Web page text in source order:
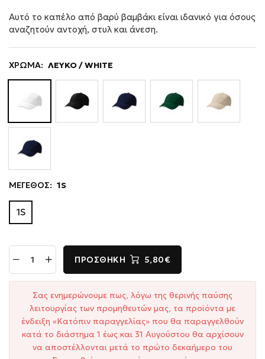
Αυτό το καπέλο από βαρύ βαμβάκι είναι ιδανικό για όσους
αναζητούν αντοχή, στυλ και άνεση.
ΧΡΩΜΑ: ΛΕΥΚΟ / WHITE
ΜΕΓΕΘΟΣ: 1S
1S
ΠΡΟΣΘΉΚΗ 5,80€
Σας ενημερώνουμε πως, λόγω της θερινής παύσης
λειτουργίας των προμηθευτών μας, τα προϊόντα με
ένδειξη «Κατόπιν παραγγελίας» που θα παραγγελθούν
κατά το διάστημα 1 έως και 31 Αυγούστου θα αρχίσουν
να αποστέλλονται μετά το πρώτο δεκαήμερο του